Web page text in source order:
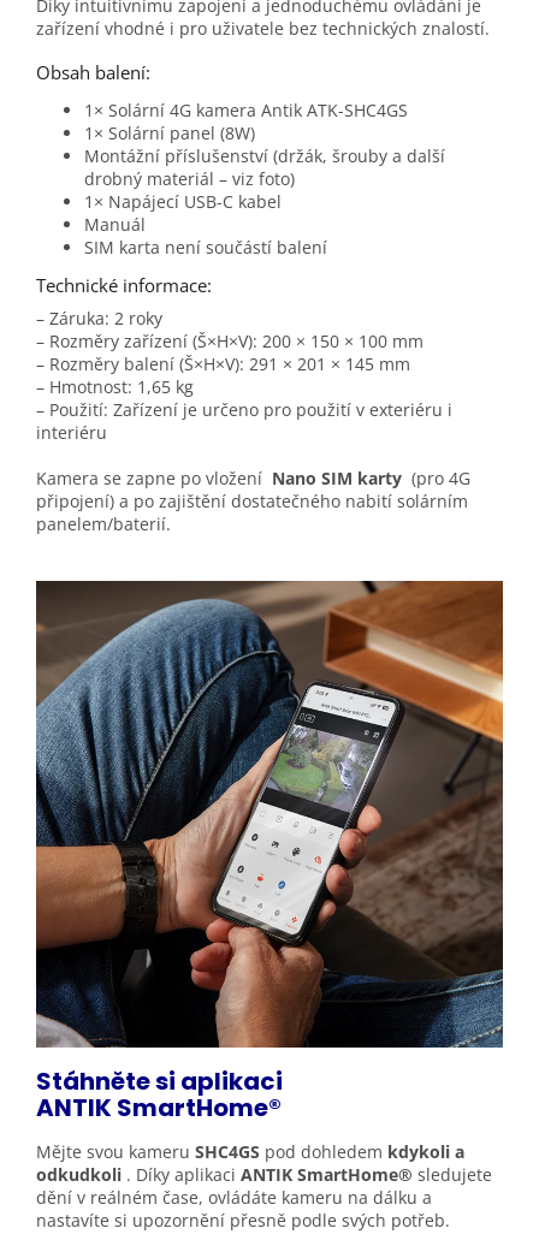
Díky intuitivnímu zapojení a jednoduchému ovládání je
zařízení vhodné i pro uživatele bez technických znalostí.
Obsah balení:
1× Solární 4G kamera Antik ATK-SHC4GS
1× Solární panel (8W)
Montážní příslušenství (držák, šrouby a další
drobný materiál – viz foto)
1× Napájecí USB-C kabel
Manuál
SIM karta není součástí balení
Technické informace:
– Záruka: 2 roky
– Rozměry zařízení (Š×H×V): 200 × 150 × 100 mm
– Rozměry balení (Š×H×V): 291 × 201 × 145 mm
– Hmotnost: 1,65 kg
– Použití: Zařízení je určeno pro použití v exteriéru i
interiéru
Kamera se zapne po vložení Nano SIM karty (pro 4G
připojení) a po zajištění dostatečného nabití solárním
panelem/baterií.
Stáhněte si aplikaci
ANTIKSmartHome®
Mějte svou kameru SHC4GS pod dohledem kdykoli a
odkudkoli . Díky aplikaci ANTIK SmartHome® sledujete
dění v reálném čase, ovládáte kameru na dálku a
nastavíte si upozornění přesně podle svých potřeb.